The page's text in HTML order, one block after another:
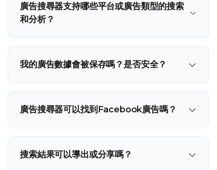
廣告搜尋器支持哪些平台或廣告類型的搜索
和分析？
我的廣告數據會被保存嗎？是否安全？
廣告搜尋器可以找到Facebook廣告嗎？
搜索結果可以導出或分享嗎？